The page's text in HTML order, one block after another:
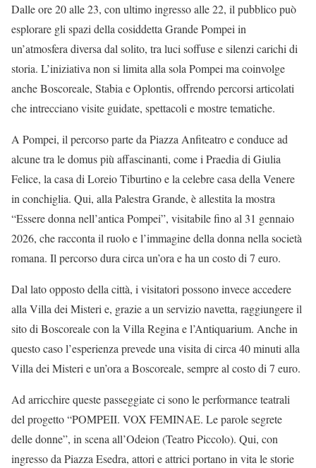
Dalle ore 20 alle 23, con ultimo ingresso alle 22, il pubblico può
esplorare gli spazi della cosiddetta Grande Pompei in
un’atmosfera diversa dal solito, tra luci soffuse e silenzi carichi di
storia. L’iniziativa non si limita alla sola Pompei ma coinvolge
anche Boscoreale, Stabia e Oplontis, offrendo percorsi articolati
che intrecciano visite guidate, spettacoli e mostre tematiche.
A Pompei, il percorso parte da Piazza Anfiteatro e conduce ad
alcune tra le domus più affascinanti, come i Praedia di Giulia
Felice, la casa di Loreio Tiburtino e la celebre casa della Venere
in conchiglia. Qui, alla Palestra Grande, è allestita la mostra
“Essere donna nell’antica Pompei”, visitabile fino al 31 gennaio
2026, che racconta il ruolo e l’immagine della donna nella società
romana. Il percorso dura circa un’ora e ha un costo di 7 euro.
Dal lato opposto della città, i visitatori possono invece accedere
alla Villa dei Misteri e, grazie a un servizio navetta, raggiungere il
sito di Boscoreale con la Villa Regina e l’Antiquarium. Anche in
questo caso l’esperienza prevede una visita di circa 40 minuti alla
Villa dei Misteri e un’ora a Boscoreale, sempre al costo di 7 euro.
Ad arricchire queste passeggiate ci sono le performance teatrali
del progetto “POMPEII. VOX FEMINAE. Le parole segrete
delle donne”, in scena all’Odeion (Teatro Piccolo). Qui, con
ingresso da Piazza Esedra, attori e attrici portano in vita le storie